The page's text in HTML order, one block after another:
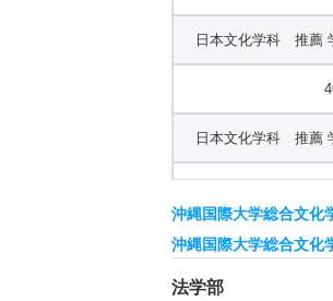
日本文化学科 推薦
日本文化学科 推薦
社会文化学科 一般
沖縄国際大学総合文化
沖縄国際大学総合文化
法学部